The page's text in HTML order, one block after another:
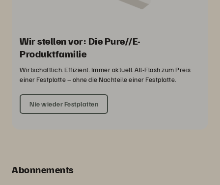
Wir stellen vor: Die Pure//E-
Produktfamilie
Wirtschaftlich. Effizient. Immer aktuell. All-Flash zum Preis
einer Festplatte – ohne die Nachteile einer Festplatte.
Nie wieder Festplatten
Abonnements